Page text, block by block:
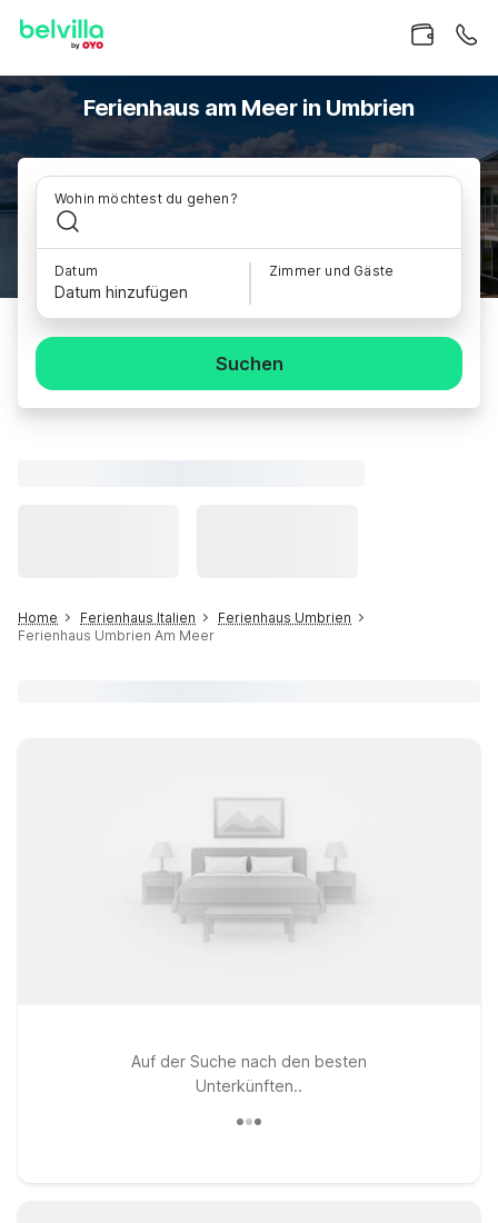
Ferienhaus am Meer in Umbrien
Wohin möchtest du gehen?
Datum
Datum hinzufügen
Zimmer und Gäste
Suchen
Home Ferienhaus Italien
Ferienhaus Umbrien
Ferienhaus Umbrien Am Meer
Auf der Suche nach den besten
Unterkünften..